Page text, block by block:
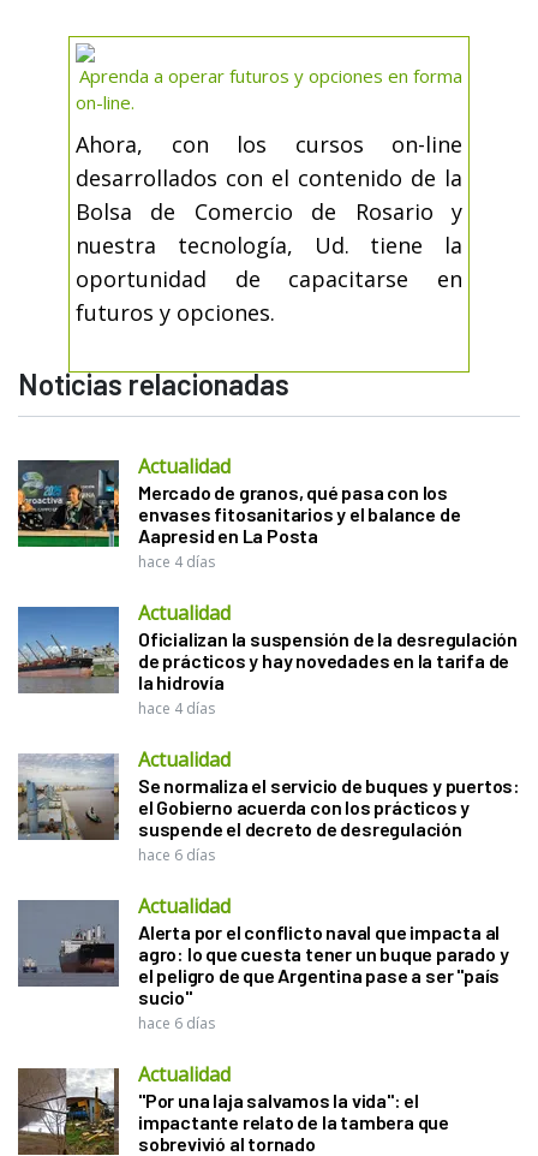
Aprenda a operar futuros y opciones en forma
on-line.
Ahora, con los cursos on-line
desarrollados con el contenido de la
Bolsa de Comercio de Rosario y
nuestra tecnología, Ud. tiene la
oportunidad de capacitarse en
futuros y opciones.
Noticias relacionadas
Actualidad
Mercado de granos, qué pasa con los
envases fitosanitarios y el balance de
Aapresid en La Posta
hace 4 días
Actualidad
Oficializan la suspensión de la desregulación
de prácticos y hay novedades en la tarifa de
la hidrovía
hace 4 días
Actualidad
Se normaliza el servicio de buques y puertos:
el Gobierno acuerda con los prácticos y
suspende el decreto de desregulación
hace 6 días
Actualidad
Alerta por el conflicto naval que impacta al
agro: lo que cuesta tener un buque parado y
el peligro de que Argentina pase a ser "país
sucio"
hace 6 días
Actualidad
"Por una laja salvamos la vida": el
impactante relato de la tambera que
sobrevivió al tornado